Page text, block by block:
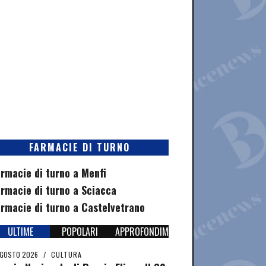
FARMACIE DI TURNO
di turno a Menfi
di turno a Sciacca
di turno a Castelvetrano
ULTIME POPOLARI APPROFONDIMENTI
2026 / CULTURA